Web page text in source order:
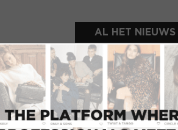
INLOGGEN
AL HET NIEUWS
UITGELICHTE